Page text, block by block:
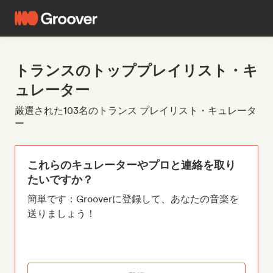
トランスのトッププレイリスト・キ
ュレーター
厳選された103名のトランス プレイリスト・キュレータ
ー
これらのキュレーターやプロと連絡を取り
たいですか？
簡単です：Grooverに登録して、あなたの音楽を
送りましょう！